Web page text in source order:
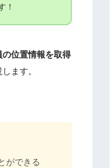
！
位置情報を取得
ます。
ができる